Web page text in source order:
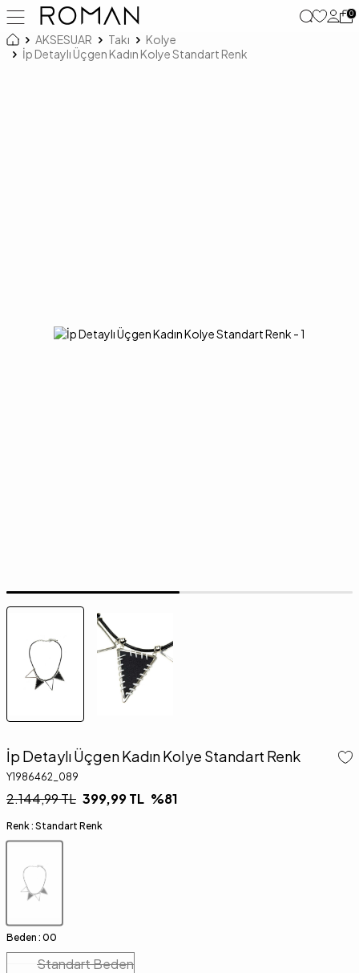
0
AKSESUAR Takı
Kolye
İp Detaylı Üçgen Kadın Kolye Standart Renk
İp Detaylı Üçgen Kadın Kolye Standart Renk
Y1986462_089
2.144,99TL 399,99TL %81
Renk : Standart Renk
Beden : 00
Standart Beden